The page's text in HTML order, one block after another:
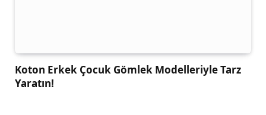
Koton Erkek Çocuk Gömlek Modelleriyle Tarz
Yaratın!